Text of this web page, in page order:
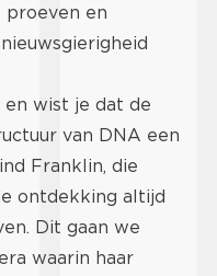
en
wist je dat de
van DNA een
Franklin, die
ontdekking altijd
Dit gaan we
waarin haar